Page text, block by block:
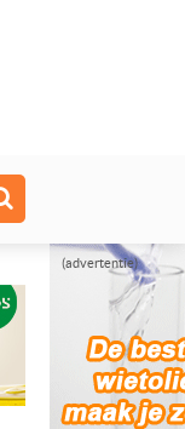
(advertentie)